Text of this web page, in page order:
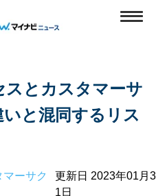
スとカスタマーサ
と混同するリス
ーサク
更新日 2023年01月3
1日